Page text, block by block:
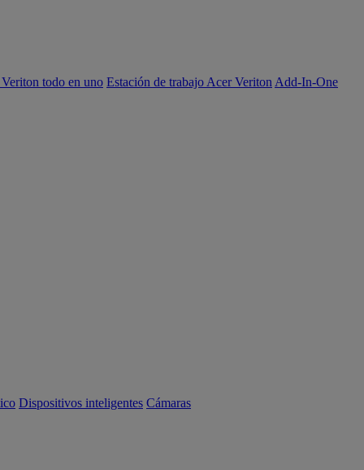
todo en uno Estación de trabajo Acer Veriton Add-In-One
Dispositivos inteligentes Cámaras